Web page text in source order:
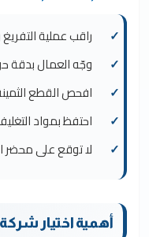
راقب عملية
وجّه العمال
افحص القطع
احتفظ بمواد
لا توقع على محضر
أهمية اختيار